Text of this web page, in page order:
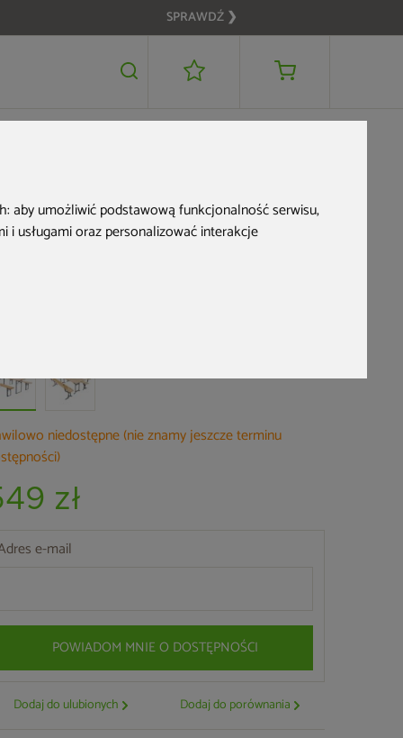
aby umożliwić podstawową funkcjonalność serwisu,
i usługami oraz personalizować interakcje
SPRAWDŹ ❯
549 zł POWIADOM MNIE
zestaw
niedostępne (nie znamy jeszcze terminu
zł
e-mail
POWIADOM MNIE O DOSTĘPNOŚCI
Dodaj do ulubionych Dodaj do porównania